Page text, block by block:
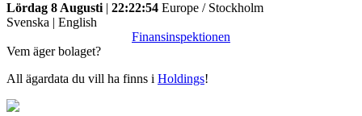
Lördag 8 Augusti | 22:22:54 Europe / Stockholm
Svenska | English
Finansinspektionen
Vem äger bolaget?
All ägardata du vill ha finns i Holdings!